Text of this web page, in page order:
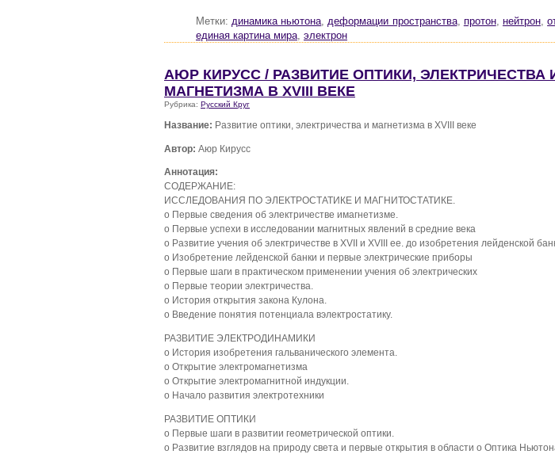
Метки:динамика ньютона,деформации пространства, протон, нейтрон,
единая картина мира, электрон
АЮР КИРУСС / РАЗВИТИЕ ОПТИКИ, ЭЛЕКТРИЧЕСТВА
МАГНЕТИЗМА В XVIII ВЕКЕ
Рубрика: Русский Круг
Название: Развитие оптики, электричества и магнетизма в XVIII веке
Автор: Аюр Кирусс
Аннотация:
СОДЕРЖАНИЕ:
ИССЛЕДОВАНИЯ ПО ЭЛЕКТРОСТАТИКЕ И МАГНИТОСТАТИКЕ.
o Первые сведения об электричестве имагнетизме.
o Первые успехи в исследовании магнитных явлений в средние века
o Развитие учения об электричестве в XVII и XVIII ее. до изобретения лейденской
o Изобретение лейденской банки и первые электрические приборы
o Первые шаги в практическом применении учения об электрических
o Первые теории электричества.
o История открытия закона Кулона.
o Введение понятия потенциала вэлектростатику.
РАЗВИТИЕ ЭЛЕКТРОДИНАМИКИ
o История изобретения гальванического элемента.
o Открытие электромагнетизма
o Открытие электромагнитной индукции.
o Начало развития электротехники
РАЗВИТИЕ ОПТИКИ
o Первые шаги в развитии геометрической оптики.
o Развитие взглядов на природу света и первые открытия в области o Оптика